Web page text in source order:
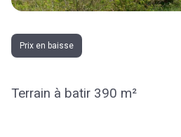
Prix en baisse
Terrain à batir 390 m²